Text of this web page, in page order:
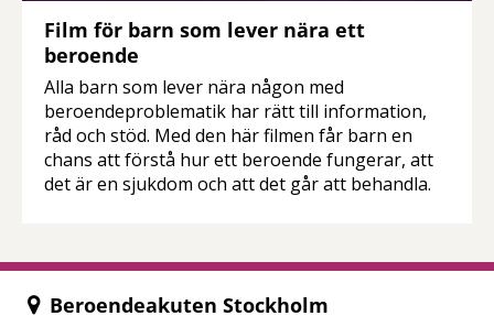
Film för barn som lever nära ett
beroende
Alla barn som lever nära någon med
beroendeproblematik har rätt till information,
råd och stöd. Med den här filmen får barn en
chans att förstå hur ett beroende fungerar, att
det är en sjukdom och att det går att behandla.
Beroendeakuten Stockholm